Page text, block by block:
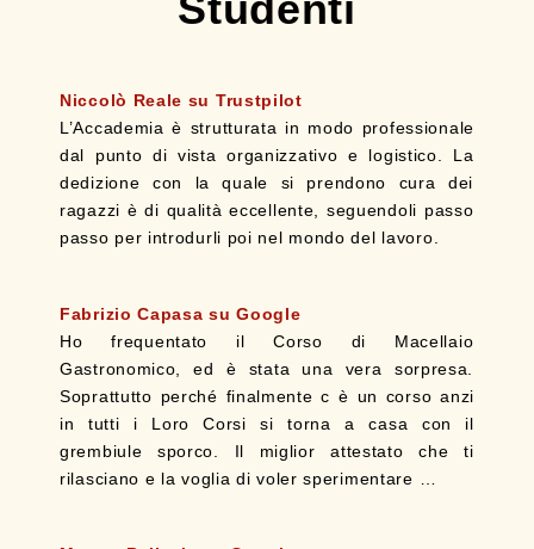
Niccolò Reale su Trustpilot
L’Accademia è strutturata in modo professionale
dal punto di vista organizzativo e logistico. La
dedizione con la quale si prendono cura dei
ragazzi è di qualità eccellente, seguendoli passo
passo per introdurli poi nel mondo del lavoro.
Fabrizio Capasa su Google
Ho frequentato il Corso di Macellaio
Gastronomico, ed è stata una vera sorpresa.
Soprattutto perché finalmente c è un corso anzi
in tutti i Loro Corsi si torna a casa con il
grembiule sporco. Il miglior attestato che ti
rilasciano e la voglia di voler sperimentare …